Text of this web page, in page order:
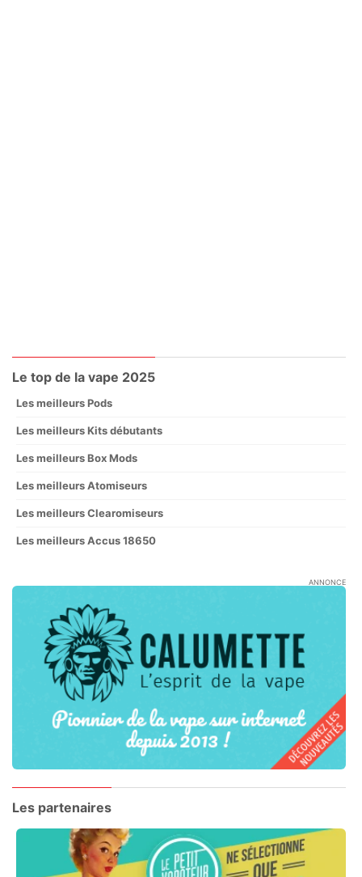
Le top de la vape 2025
Les meilleurs Pods
Les meilleurs Kits débutants
Les meilleurs Box Mods
Les meilleurs Atomiseurs
Les meilleurs Clearomiseurs
Les meilleurs Accus 18650
ANNONCE
Les partenaires